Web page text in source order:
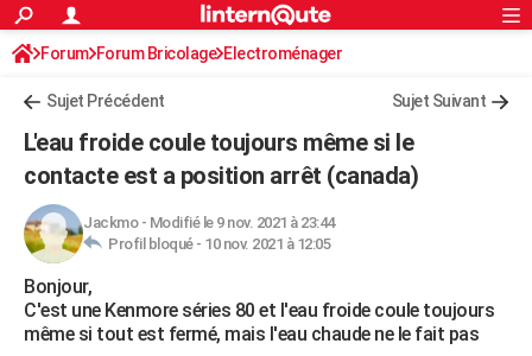
ACTUALITÉS
Politique
Société
Faits Divers
Education
Monde
Villes
+
Programme TV
Streaming
Sorties cinéma
Musique
FINANCE
Retraite
Impôts
Epargne
Immobilier
Risques naturels par ville
Banque
Assurance
Crédit
AUTO
Essais
Réserver un essai
Citadines
Berlines
SUV
Forum auto
HIGH-TECH
Mobiles
Meilleur smartphone
Internet
Ordinateurs
Jeux vidéo
Guide high-tech
+BRICOLAGE
S'inscrire
Connexion
Forum Forum Bricolage Electroménager
Sujet Précédent Sujet Suivant
L'eau froide coule toujours même si le
contacte est a position arrêt (canada)
Jackmo- Modifié le 9 nov. 2021 à 23:44
Profil bloqué - 10 nov. 2021 à 12:05
Bonjour,
C'est une Kenmore séries 80 et l'eau froide coule toujours
même si tout est fermé, mais l'eau chaude ne le fait pas